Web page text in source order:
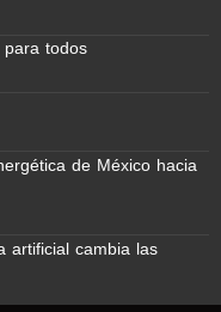
todos
de México hacia
artificial cambia las